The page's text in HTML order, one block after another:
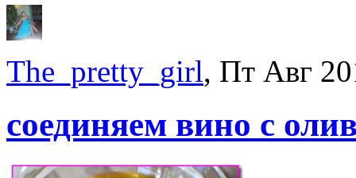
The_pretty_girl, Пт Авг
соединяем вино с